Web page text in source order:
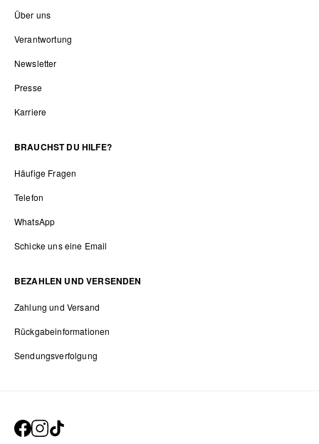
Über uns
Verantwortung
Newsletter
Presse
Karriere
BRAUCHST DU HILFE?
Häufige Fragen
Telefon
WhatsApp
Schicke uns eine Email
BEZAHLEN UND VERSENDEN
Zahlung und Versand
Rückgabeinformationen
Sendungsverfolgung